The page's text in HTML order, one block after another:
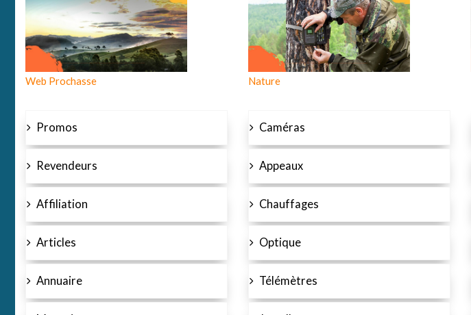
Web Prochasse
Promos
Revendeurs
Affiliation
Articles
Annuaire
Nature
Caméras
Appeaux
Chauffages
Optique
Télémètres